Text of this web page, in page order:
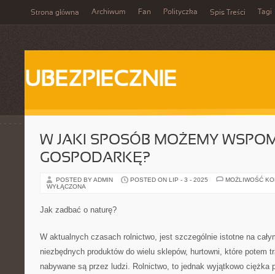
Strona główna Archiwum Fan Polityczka Spis Treści Tagi
UBEZPIECZNIE
W JAKI SPOSÓB MOŻEMY
GOSPODARKĘ?
POSTED BY ADMIN POSTED ON LIP - 3 - 2025
MOŻLIWOŚĆ
WYŁĄCZONA
Jak zadbać o naturę?
W aktualnych czasach rolnictwo, jest szczególnie istotne na
niezbędnych produktów do wielu sklepów, hurtowni, które potem
nabywane są przez ludzi. Rolnictwo, to jednak wyjątkowo ciężka